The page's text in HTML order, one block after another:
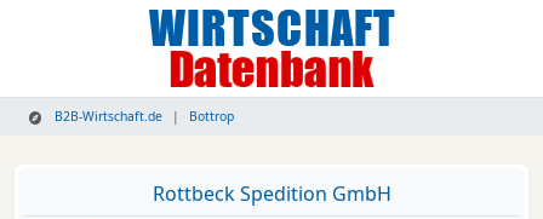
B2B-Wirtschaft.de Bottrop
Rottbeck Spedition GmbH